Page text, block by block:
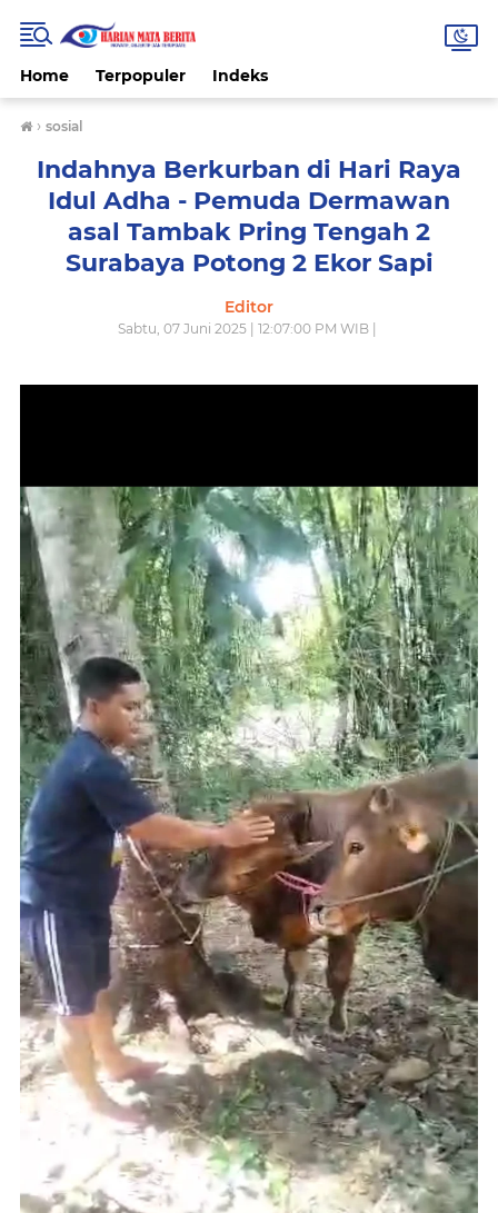
Home Terpopuler Indeks
› sosial
Indahnya Berkurban di Hari Raya
Idul Adha - Pemuda Dermawan
asal Tambak Pring Tengah 2
Surabaya Potong 2 Ekor Sapi
Editor
Sabtu, 07 Juni 2025 | 12:07:00 PM WIB |